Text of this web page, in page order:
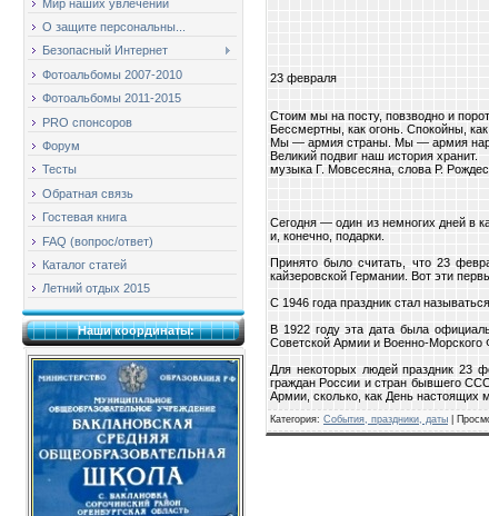
Мир наших увлечений
О защите персональны...
Безопасный Интернет
Фотоальбомы 2007-2010
Фотоальбомы 2011-2015
PRO спонсоров
Форум
Тесты
Обратная связь
Гостевая книга
FAQ (вопрос/ответ)
Каталог статей
Летний отдых 2015
Наши координаты:
23 февраля
Стоим мы на посту, повзводно и
Бессмертны, как огонь. Спокойны, как
Мы — армия страны. Мы — армия
Великий подвиг наш история хранит.
музыка Г. Мовсесяна, слова Р.
Сегодня — один из немногих дней в
и, конечно, подарки.
Принято было считать, что 23
кайзеровской Германии. Вот эти
С 1946 года праздник стал
В 1922 году эта дата была
Советской Армии и Военно-Морского
Для некоторых людей праздник 23
граждан России и стран бывшего
Армии, сколько, как День
Категория: События, праздники, даты